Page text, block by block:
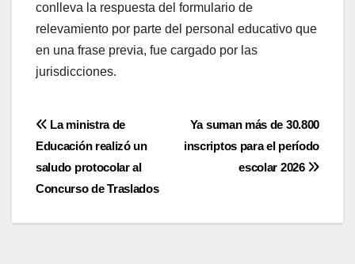
conlleva la respuesta del formulario de
relevamiento por parte del personal educativo que
en una frase previa, fue cargado por las
jurisdicciones.
Navegación
de
entradas
Ya suman más de 30.800
inscriptos para el período
escolar 2026
La ministra de
Educación realizó un
saludo protocolar al
Concurso de Traslados